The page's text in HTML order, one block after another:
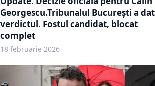
Georgescu.Tribunalul București a dat
verdictul. Fostul candidat, blocat
complet
18 februarie 2026